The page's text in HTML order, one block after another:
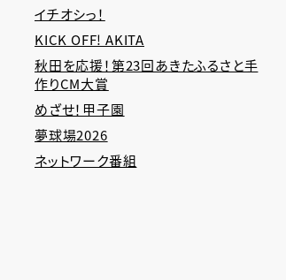
イチオシっ！
KICK OFF! AKITA
秋田を応援！第23回あきたふるさと手
作りCM大賞
めざせ！甲子園
夢球場2026
ネットワーク番組